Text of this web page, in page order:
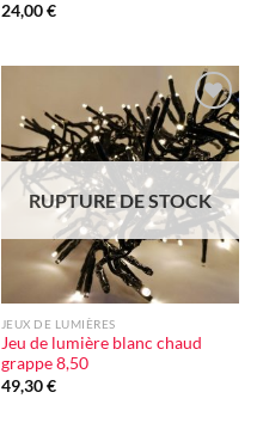
24,00€
Ajouter
à la liste
d'envie
RUPTURE DE STOCK
JEUX DE LUMIÈRES
Jeu de lumière blanc chaud
grappe 8,50
49,30€